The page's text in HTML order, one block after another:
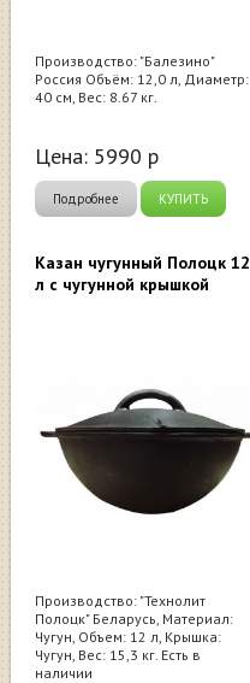
Производство: "Балезино"
Россия Объём: 12,0 л, Диаметр:
40 см, Вес: 8.67 кг.
Цена: 5990 р
Подробнее КУПИТЬ
Казан чугунный Полоцк 12
л с чугунной крышкой
Производство: "Технолит
Полоцк" Беларусь, Материал:
Чугун, Объем: 12 л, Крышка:
Чугун, Вес: 15,3 кг. Есть в
наличии